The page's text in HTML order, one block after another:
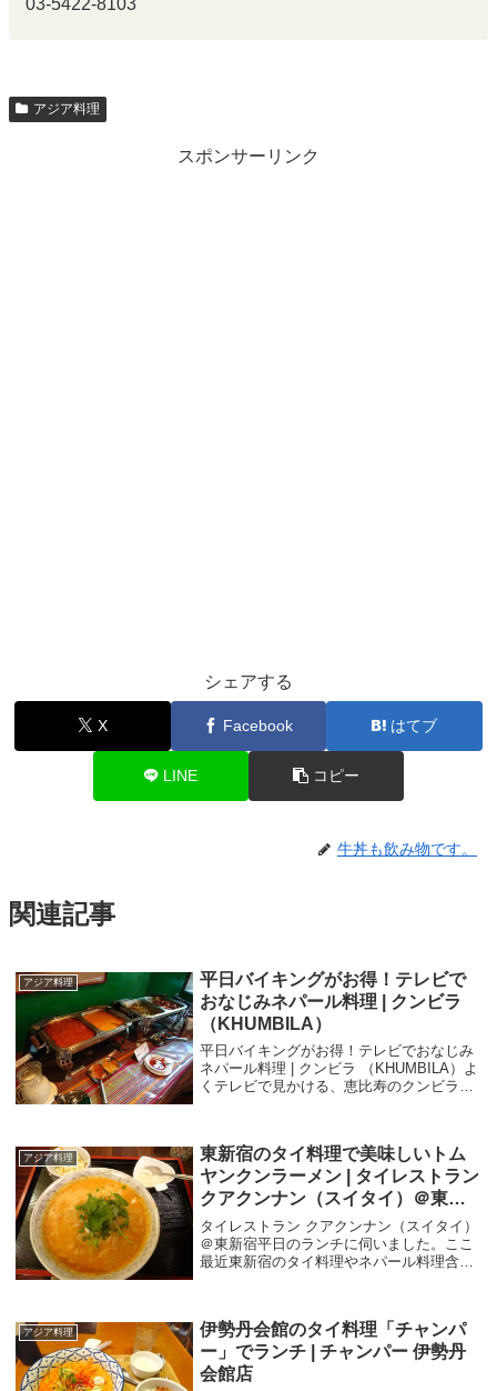
03-5422-8103
アジア料理
スポンサーリンク
シェアする
X Facebook はてブ
LINE コピー
牛丼も飲み物です。
関連記事
アジア料理
平日バイキングがお得！テレビで
おなじみネパール料理 | クンビラ
（KHUMBILA）
平日バイキングがお得！テレビでおなじみ
ネパール料理 | クンビラ （KHUMBILA）よ
くテレビで見かける、恵比寿のクンビラ
つか行きたいなと思っていたのです...
アジア料理
東新宿のタイ料理で美味しいトム
ヤンクンラーメン | タイレストラン
クアクンナン（スイタイ）＠東新
宿
タイレストラン クアクンナン（スイタイ）
＠東新宿平日のランチに伺いました。ここ
最近東新宿のタイ料理やネパール料理含め
前もあるよ...
アジア料理
伊勢丹会館のタイ料理「チャンパ
ー」でランチ | チャンパー 伊勢丹
会館店